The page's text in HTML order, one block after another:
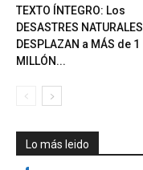
TEXTO ÍNTEGRO: Los
DESASTRES NATURALES
DESPLAZAN a MÁS de 1
MILLÓN...
Lo más leido